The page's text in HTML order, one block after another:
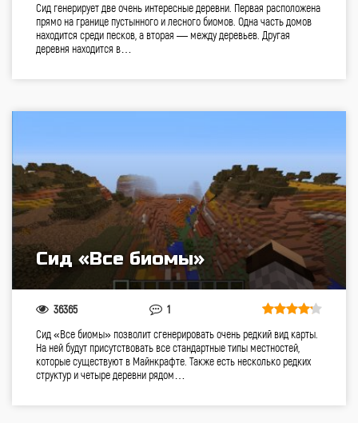
Сид генерирует две очень интересные деревни. Первая расположена
прямо на границе пустынного и лесного биомов. Одна часть домов
находится среди песков, а вторая — между деревьев. Другая
деревня находится в…
Сид «Все биомы»
36365 1
Сид «Все биомы» позволит сгенерировать очень редкий вид карты.
На ней будут присутствовать все стандартные типы местностей,
которые существуют в Майнкрафте. Также есть несколько редких
структур и четыре деревни рядом…